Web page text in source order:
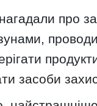
про
засоби